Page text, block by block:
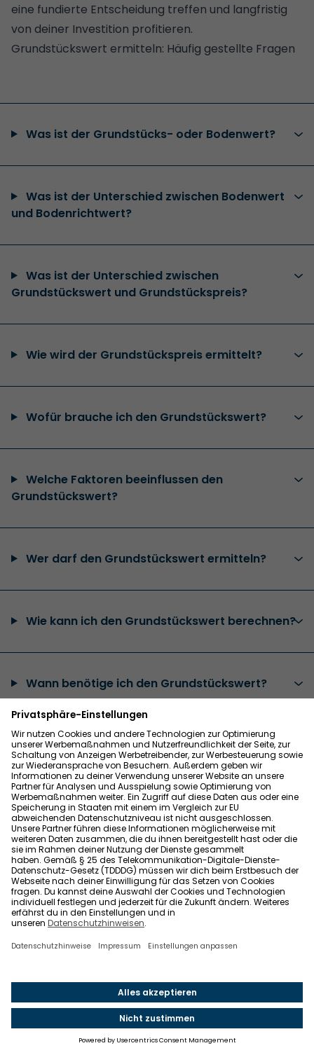
eine fundierte Entscheidung treffen und langfristig
von deiner Investition profitieren.
Grundstückswert ermitteln: Häufig gestellte Fragen
Was ist der Grundstücks- oder Bodenwert?
Was ist der Unterschied zwischen Bodenwert
und Bodenrichtwert?
Was ist der Unterschied zwischen
Grundstückswert und Grundstückspreis?
Wie wird der Grundstückspreis ermittelt?
Wofür brauche ich den Grundstückswert?
Welche Faktoren beeinflussen den
Grundstückswert?
Wer darf den Grundstückswert ermitteln?
Wie kann ich den Grundstückswert berechnen?
Wann benötige ich den Grundstückswert?
Was beeinflusst den Grundstückspreis?
Welche Rolle spielen Lage und Infrastruktur bei
der Wertermittlung eines Grundstücks?
Wie berechne ich die Grundstücksfläche?
Wann ist ein Gutachten bei der